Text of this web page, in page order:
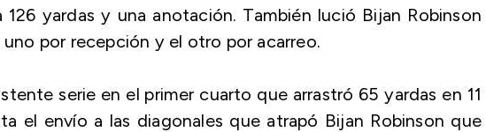
yardas y una anotación. También lució Bijan Robinson
por recepción y el otro por acarreo.
serie en el primer cuarto que arrastró 65 yardas en 11
el envío a las diagonales que atrapó Bijan Robinson que